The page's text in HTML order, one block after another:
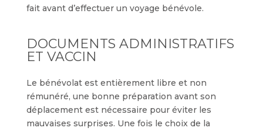
fait avant d’effectuer un voyage bénévole.
DOCUMENTS ADMINISTRATIFS
ET VACCIN
Le bénévolat est entièrement libre et non
rémunéré, une bonne préparation avant son
déplacement est nécessaire pour éviter les
mauvaises surprises. Une fois le choix de la